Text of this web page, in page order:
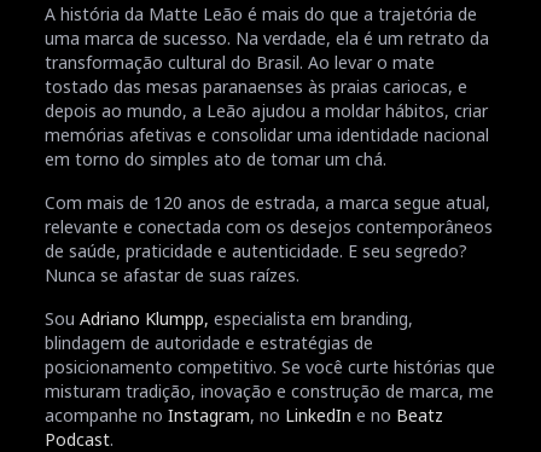
A história da Matte Leão é mais do que a trajetória de
uma marca de sucesso. Na verdade, ela é um retrato da
transformação cultural do Brasil. Ao levar o mate
tostado das mesas paranaenses às praias cariocas, e
depois ao mundo, a Leão ajudou a moldar hábitos, criar
memórias afetivas e consolidar uma identidade nacional
em torno do simples ato de tomar um chá.
Com mais de 120 anos de estrada, a marca segue atual,
relevante e conectada com os desejos contemporâneos
de saúde, praticidade e autenticidade. E seu segredo?
Nunca se afastar de suas raízes.
Sou Adriano Klumpp, especialista em branding,
blindagem de autoridade e estratégias de
posicionamento competitivo. Se você curte histórias que
misturam tradição, inovação e construção de marca, me
acompanhe no Instagram, no LinkedIn e no Beatz
Podcast.